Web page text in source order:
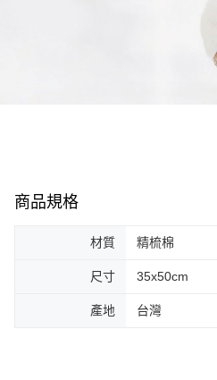
商品規格
材質 精梳棉
尺寸 35x50cm
產地 台灣